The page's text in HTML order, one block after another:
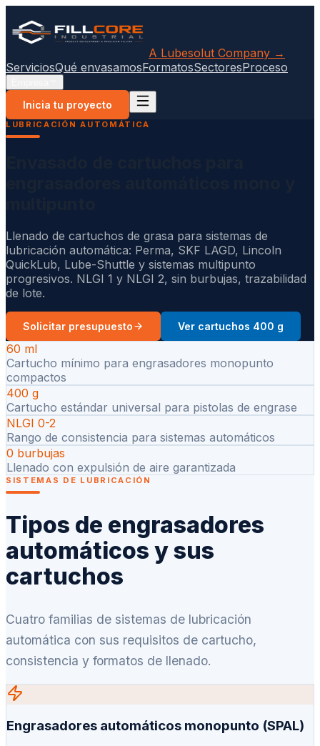
A Lubesolut Company →
ServiciosQué envasamosFormatosSectoresProceso
Inicia tu proyecto
LUBRICACIÓN AUTOMÁTICA
Llenado de cartuchos de grasa para sistemas de
lubricación automática: Perma, SKF LAGD, Lincoln
QuickLub, Lube-Shuttle y sistemas multipunto
progresivos. NLGI 1 y NLGI 2, sin burbujas, trazabilidad
de lote.
Solicitar presupuesto Ver cartuchos 400 g
60 ml
Cartucho mínimo para engrasadores monopunto
compactos
400 g
Cartucho estándar universal para pistolas de engrase
NLGI 0-2
Rango de consistencia para sistemas automáticos
0 burbujas
Llenado con expulsión de aire garantizada
SISTEMAS DE LUBRICACIÓN
Tipos de engrasadores
automáticos y sus
cartuchos
Cuatro familias de sistemas de lubricación
automática con sus requisitos de cartucho,
consistencia y formatos de llenado.
Engrasadores automáticos monopunto (SPAL)